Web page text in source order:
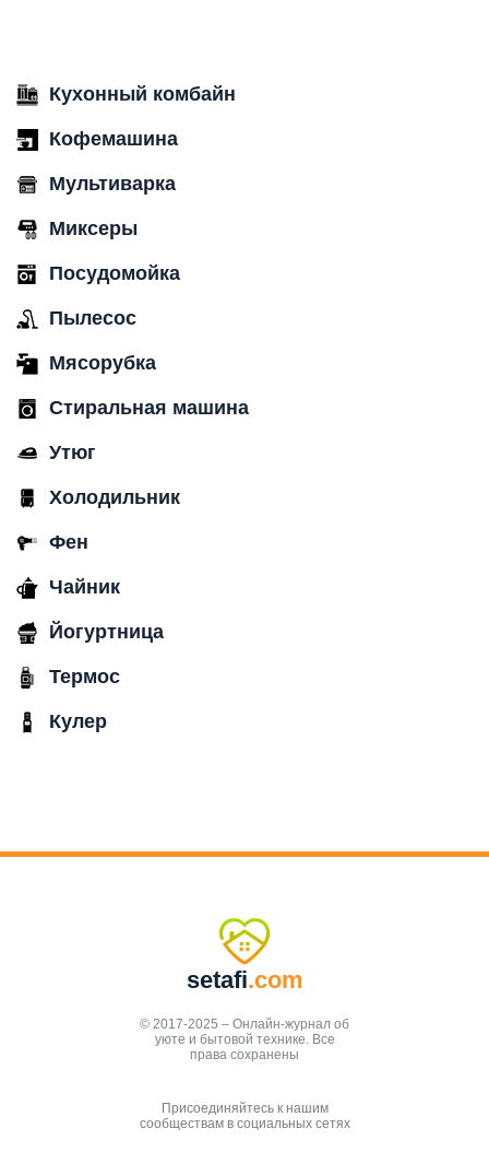
Кухонный комбайн
Кофемашина
Мультиварка
Миксеры
Посудомойка
Пылесос
Мясорубка
Стиральная машина
Утюг
Холодильник
Фен
Чайник
Йогуртница
Термос
Кулер
setafi.com
© 2017-2025 – Онлайн-журнал об
уюте и бытовой технике. Все
права сохранены
Присоединяйтесь к нашим
сообществам в социальных сетях